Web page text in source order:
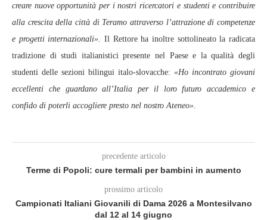
creare nuove opportunità per i nostri ricercatori e studenti e contribuire
alla crescita della città di Teramo attraverso l’attrazione di competenze
e progetti internazionali».
Il Rettore ha inoltre sottolineato la radicata
tradizione di studi italianistici presente nel Paese e la qualità degli
studenti delle sezioni bilingui italo‑slovacche: «Ho incontrato giovani
eccellenti che guardano all’Italia per il loro futuro accademico e
confido di poterli accogliere presto nel nostro Ateneo»
precedente articolo
Terme di Popoli: cure termali per bambini in aumento
prossimo articolo
Campionati Italiani Giovanili di Dama 2026 a Montesilvano
dal 12 al 14 giugno